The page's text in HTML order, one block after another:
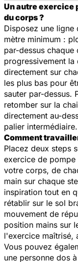
Un autre exercice
du corps ?
Disposez une
mètre minimum :
par-dessus
progressivement
directement sur
les plus bas pour
sauter par-dessus.
retomber sur la
directement au-
palier intermédiaire.
Comment
Placez deux steps
exercice de pompe
votre corps, de
main sur chaque
inspiration tout en
rétablir sur le sol
mouvement de
position mains sur
l'exercice maîtrisé,
Vous pouvez
une personne dos